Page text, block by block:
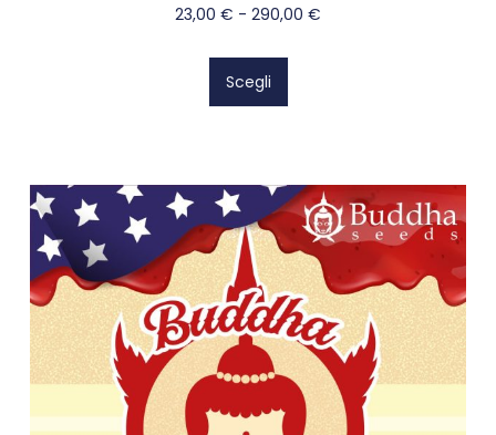
23,00 € - 290,00 €
Scegli